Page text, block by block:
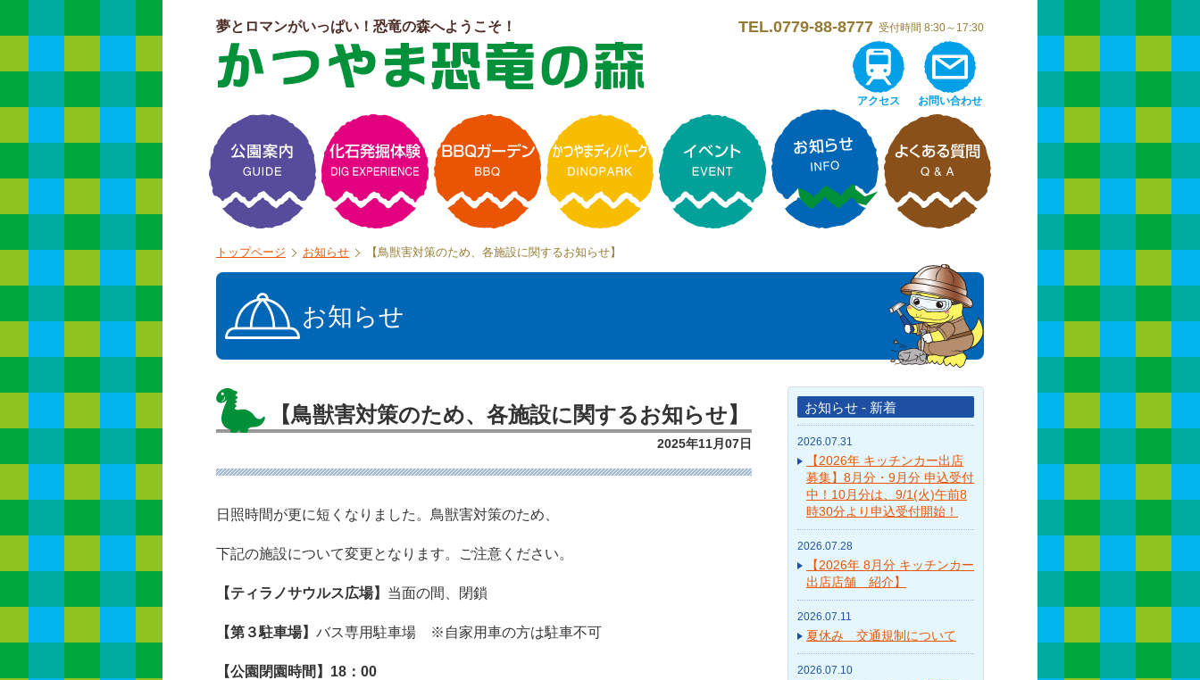
夢とロマンがいっぱい！恐竜の森へようこそ！ TEL.0779-88-8777 受付時間 8:30～17:30
アクセス お問い合わせ
トップページ お知らせ 【鳥獣害対策のため、各施設に関するお知らせ】
お知らせ
【鳥獣害対策のため、各施設に関するお知らせ】
2025年11月07日
日照時間が更に短くなりました。鳥獣害対策のため、
下記の施設について変更となります。ご注意ください。
【ティラノサウルス広場】 当面の間、閉鎖
【第３駐車場】 バス専用駐車場 ※自家用車の方は駐車不可
【公園閉園時間】18：00
お知らせ - 新着
2026.07.31
【2026年 キッチンカー出店
募集】8月分・9月分 申込受付
中！10月分は、9/1(火)午前8
時30分より申込受付開始！
2026.07.28
【2026年 8月分 キッチンカー
出店店舗 紹介】
2026.07.11
夏休み 交通規制について
2026.07.10